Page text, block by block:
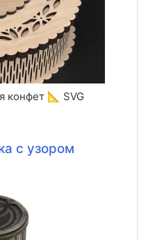
конфет 📐 SVG
с узором